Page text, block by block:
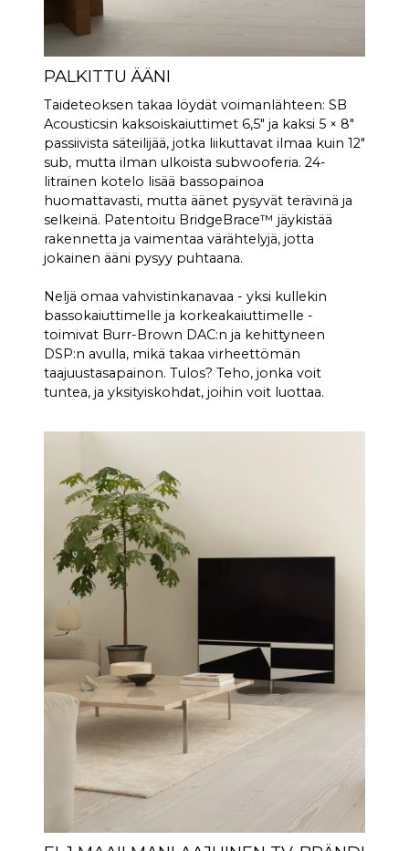
PALKITTU ÄÄNI
Taideteoksen takaa löydät voimanlähteen: SB
Acousticsin kaksoiskaiuttimet 6,5″ ja kaksi 5 × 8″
passiivista säteilijää, jotka liikuttavat ilmaa kuin 12″
sub, mutta ilman ulkoista subwooferia. 24-
litrainen kotelo lisää bassopainoa
huomattavasti, mutta äänet pysyvät terävinä ja
selkeinä. Patentoitu BridgeBrace™ jäykistää
rakennetta ja vaimentaa värähtelyjä, jotta
jokainen ääni pysyy puhtaana.
Neljä omaa vahvistinkanavaa - yksi kullekin
bassokaiuttimelle ja korkeakaiuttimelle -
toimivat Burr-Brown DAC:n ja kehittyneen
DSP:n avulla, mikä takaa virheettömän
taajuustasapainon. Tulos? Teho, jonka voit
tuntea, ja yksityiskohdat, joihin voit luottaa.